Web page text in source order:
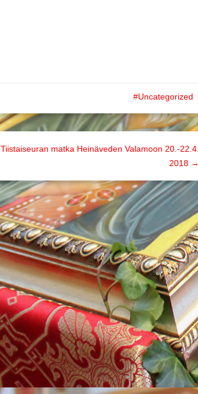
Uncategorized
Tiistaiseuran matka Heinäveden Valamoon 20.-22.4.
2018 →